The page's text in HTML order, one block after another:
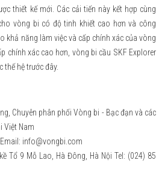
thiết kế mới. Các cải tiến này kết hợp cùng
vòng bi có độ tinh khiết cao hơn và công
khả năng làm việc và cấp chính xác của vòng
chính xác cao hơn, vòng bi cầu SKF Explorer
thế hệ trước đây.
Chuyên phân phối Vòng bi - Bạc đạn và các
Việt Nam
info@vongbi.com
Tổ 9 Mỗ Lao, Hà Đông, Hà Nội Tel: (024) 85